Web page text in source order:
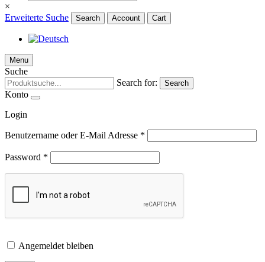
×
Erweiterte Suche
Search Account Cart
Menu
Suche
Search for:
Search
Konto
Login
Benutzername oder E-Mail Adresse *
Password *
Angemeldet bleiben